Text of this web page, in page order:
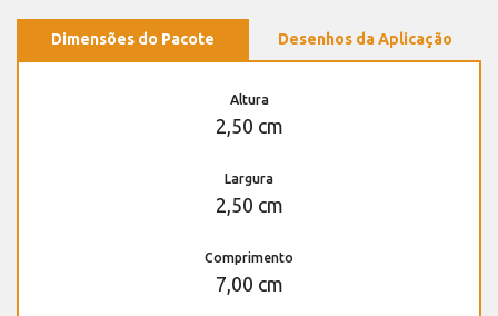
Dimensões do Pacote Desenhos da Aplicação
Altura
2,50 cm
Largura
2,50 cm
Comprimento
7,00 cm